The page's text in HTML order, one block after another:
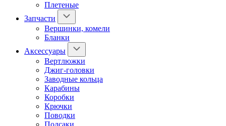
Плетеные
Запчасти
Вершинки, комели
Бланки
Аксессуары
Вертлюжки
Джиг-головки
Заводные кольца
Карабины
Коробки
Крючки
Поводки
Подсаки